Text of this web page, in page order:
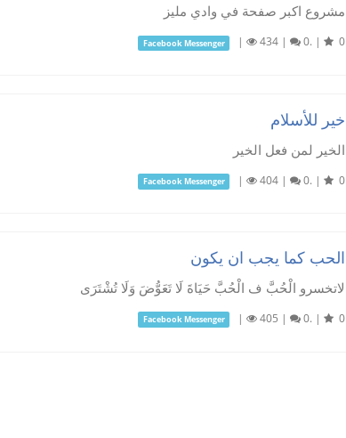
مشروع اكبر صفحة في وادي مليز
Facebook Messenger | 434 | 0. | 0
خير للأسلام
الخير لمن فعل الخير
Facebook Messenger | 404 | 0. | 0
الحب كما يجب ان يكون
لاتخسرو الْحُبَّ ف الْحُبَّ حَيَاةَ لَا تَعَوُّضَ وَلَا تُشْتَرَى
Facebook Messenger | 405 | 0. | 0